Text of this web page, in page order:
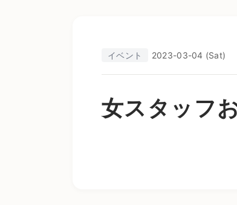
イベント 2023-03-04 (Sat)
女スタッフ